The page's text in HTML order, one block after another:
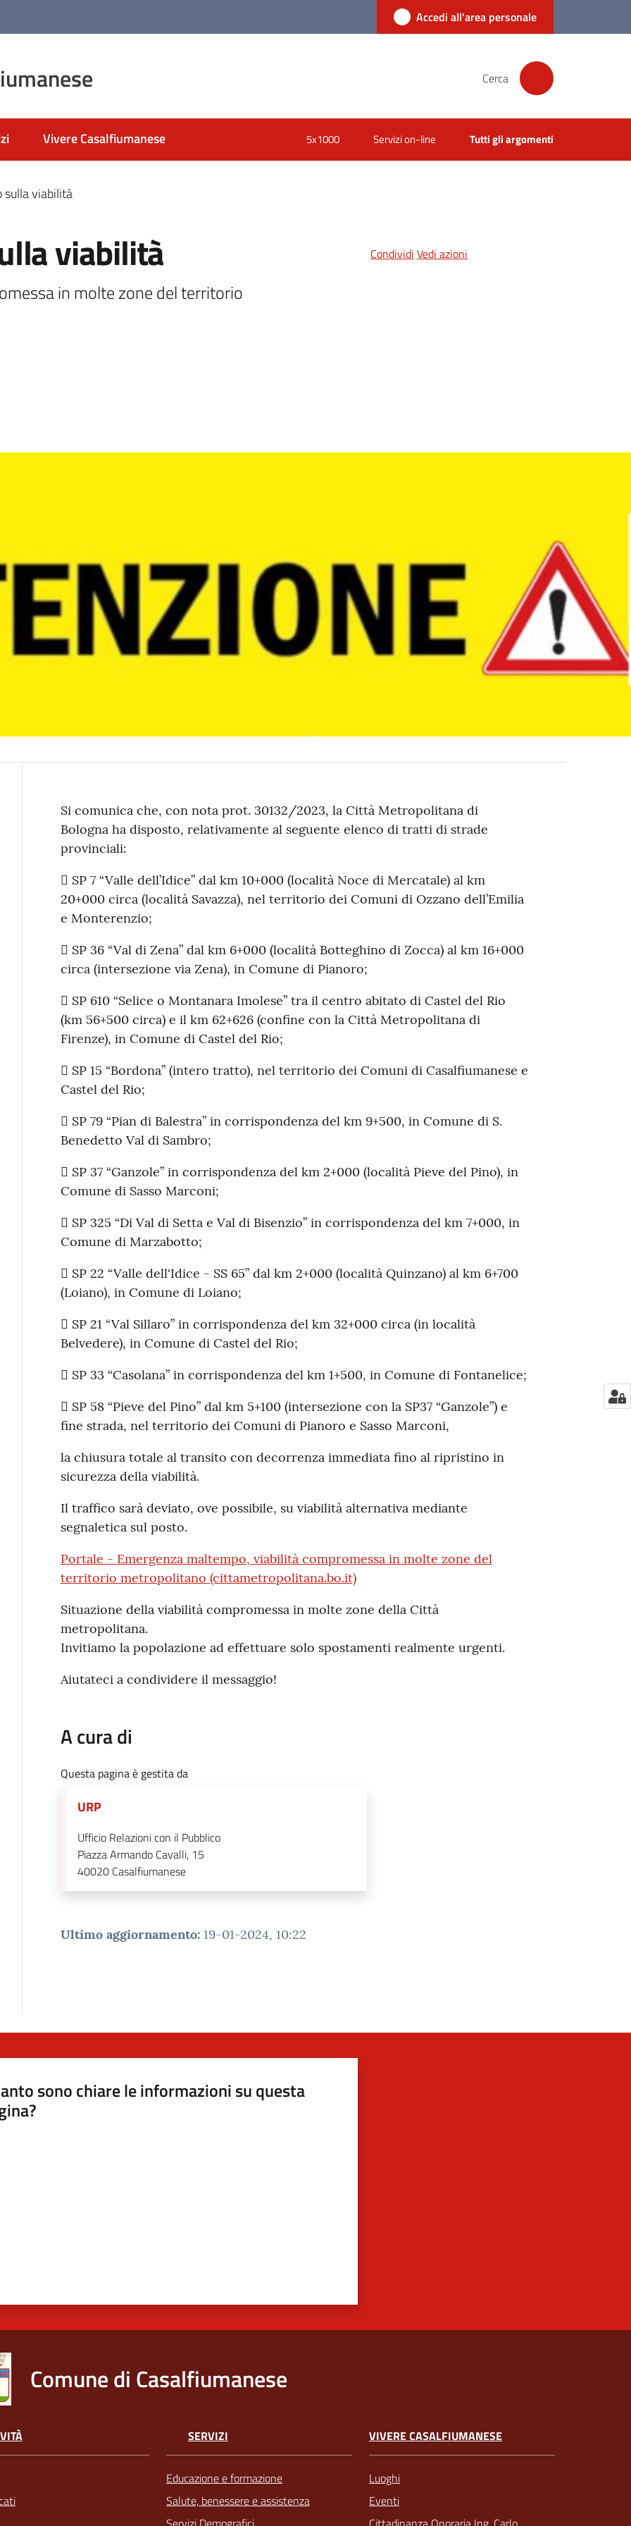
Accedi all'area personale
Cerca
Vivere Casalfiumanese 5x1000 Servizi on-line Tutti gli argomenti
viabilità
viabilità
in molte zone del territorio
Condividi Vedi azioni
Contenuto
Si comunica che, con nota prot. 30132/2023, la Città Metropolitana di
Bologna ha disposto, relativamente al seguente elenco di tratti di strade
provinciali:
 SP 7 “Valle dell’Idice” dal km 10+000 (località Noce di Mercatale) al km
20+000 circa (località Savazza), nel territorio dei Comuni di Ozzano dell’Emilia
e Monterenzio;
 SP 36 “Val di Zena” dal km 6+000 (località Botteghino di Zocca) al km 16+000
circa (intersezione via Zena), in Comune di Pianoro;
 SP 610 “Selice o Montanara Imolese” tra il centro abitato di Castel del Rio
(km 56+500 circa) e il km 62+626 (confine con la Città Metropolitana di
Firenze), in Comune di Castel del Rio;
 SP 15 “Bordona” (intero tratto), nel territorio dei Comuni di Casalfiumanese e
Castel del Rio;
 SP 79 “Pian di Balestra” in corrispondenza del km 9+500, in Comune di S.
Benedetto Val di Sambro;
 SP 37 “Ganzole” in corrispondenza del km 2+000 (località Pieve del Pino), in
Comune di Sasso Marconi;
 SP 325 “Di Val di Setta e Val di Bisenzio” in corrispondenza del km 7+000, in
Comune di Marzabotto;
 SP 22 “Valle dell'Idice - SS 65” dal km 2+000 (località Quinzano) al km 6+700
(Loiano), in Comune di Loiano;
 SP 21 “Val Sillaro” in corrispondenza del km 32+000 circa (in località
Belvedere), in Comune di Castel del Rio;
 SP 33 “Casolana” in corrispondenza del km 1+500, in Comune di Fontanelice;
 SP 58 “Pieve del Pino” dal km 5+100 (intersezione con la SP37 “Ganzole”) e
fine strada, nel territorio dei Comuni di Pianoro e Sasso Marconi,
la chiusura totale al transito con decorrenza immediata fino al ripristino in
sicurezza della viabilità.
Il traffico sarà deviato, ove possibile, su viabilità alternativa mediante
segnaletica sul posto.
Portale - Emergenza maltempo, viabilità compromessa in molte zone del
territorio metropolitano (cittametropolitana.bo.it)
Situazione della viabilità compromessa in molte zone della Città
metropolitana.
Invitiamo la popolazione ad effettuare solo spostamenti realmente urgenti.
Aiutateci a condividere il messaggio!
A cura di
Questa pagina è gestita da
URP
Ufficio Relazioni con il Pubblico
Piazza Armando Cavalli, 15
40020 Casalfiumanese
Ultimo aggiornamento: 19-01-2024, 10:22
sono chiare le informazioni su questa
Comune di Casalfiumanese
SERVIZI
Educazione e formazione
Salute, benessere e assistenza
VIVERE CASALFIUMANESE
Luoghi
Eventi